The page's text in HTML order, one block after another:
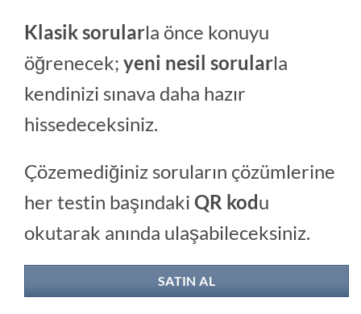
Klasik sorularla önce konuyu
öğrenecek; yeni nesil sorularla
kendinizi sınava daha hazır
hissedeceksiniz.
Çözemediğiniz soruların çözümlerine
her testin başındaki QR kodu
okutarak anında ulaşabileceksiniz.
SATIN AL